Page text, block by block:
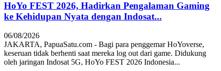
HoYo FEST 2026, Hadirkan Pengalaman Gaming
ke Kehidupan Nyata dengan Indosat...
06/08/2026
JAKARTA, PapuaSatu.com - Bagi para penggemar HoYoverse,
keseruan tidak berhenti saat mereka log out dari game. Didukung
oleh jaringan Indosat 5G, HoYo FEST 2026 Indonesia...